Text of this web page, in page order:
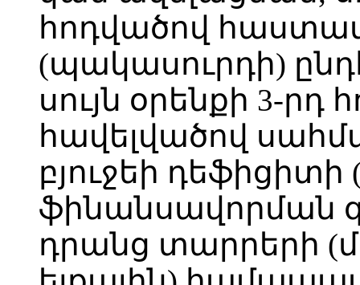
հոդվածով
(պակասուրդի)
սույն օրենքի 3-րդ
հավելվածով
բյուջեի
ֆինանսավորման
դրանց տարրերի